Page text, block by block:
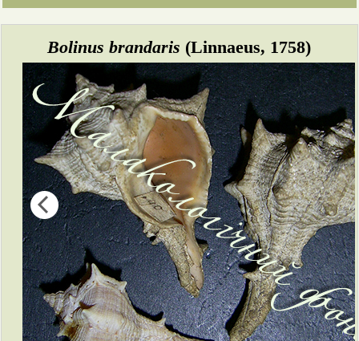
Bolinus brandaris (Linnaeus, 1758)